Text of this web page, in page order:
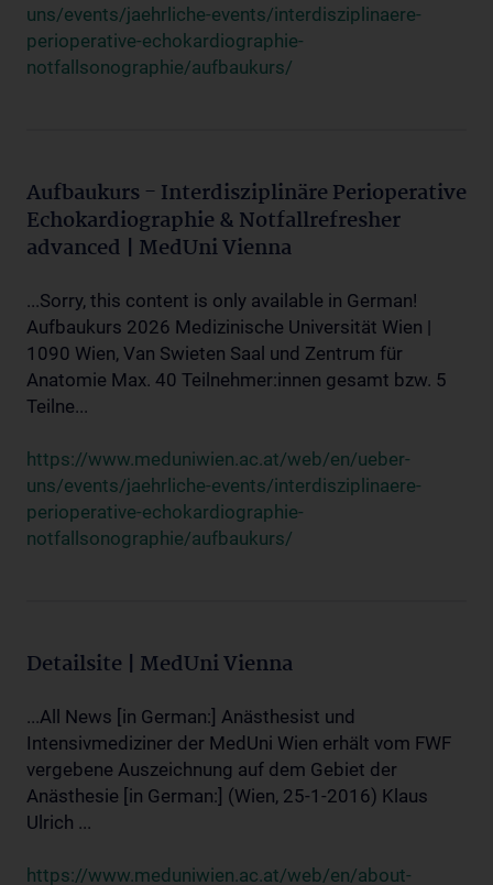
uns/events/jaehrliche-events/interdisziplinaere-
perioperative-echokardiographie-
notfallsonographie/aufbaukurs/
Aufbaukurs - Interdisziplinäre Perioperative
Echokardiographie & Notfallrefresher
advanced | MedUni Vienna
...Sorry, this content is only available in German!
Aufbaukurs 2026 Medizinische Universität Wien |
1090 Wien, Van Swieten Saal und Zentrum für
Anatomie Max. 40 Teilnehmer:innen gesamt bzw. 5
Teilne...
https://www.meduniwien.ac.at/web/en/ueber-
uns/events/jaehrliche-events/interdisziplinaere-
perioperative-echokardiographie-
notfallsonographie/aufbaukurs/
Detailsite | MedUni Vienna
...All News [in German:] Anästhesist und
Intensivmediziner der MedUni Wien erhält vom FWF
vergebene Auszeichnung auf dem Gebiet der
Anästhesie [in German:] (Wien, 25-1-2016) Klaus
Ulrich ...
https://www.meduniwien.ac.at/web/en/about-